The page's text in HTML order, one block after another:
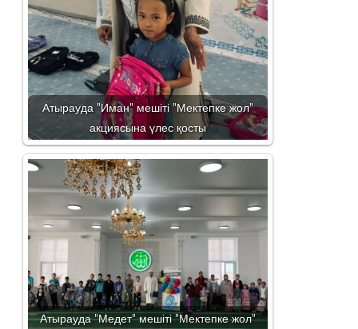
Атырауда "Иман" мешіті "Мектепке жол"
акциясына үлес қосты
Атырауда "Медет" мешіті "Мектепке жол"